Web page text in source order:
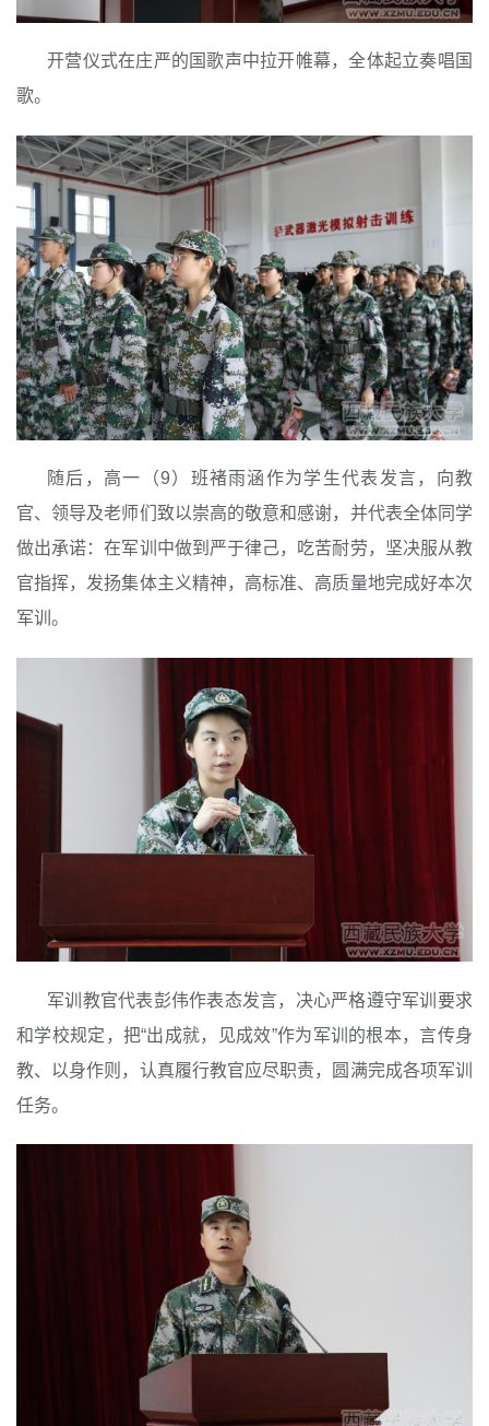
开营仪式在庄严的国歌声中拉开帷幕，全体起立奏唱国
歌。
随后，高一（9）班褚雨涵作为学生代表发言，向教
官、领导及老师们致以崇高的敬意和感谢，并代表全体同学
做出承诺：在军训中做到严于律己，吃苦耐劳，坚决服从教
官指挥，发扬集体主义精神，高标准、高质量地完成好本次
军训。
军训教官代表彭伟作表态发言，决心严格遵守军训要求
和学校规定，把“出成就，见成效”作为军训的根本，言传身
教、以身作则，认真履行教官应尽职责，圆满完成各项军训
任务。